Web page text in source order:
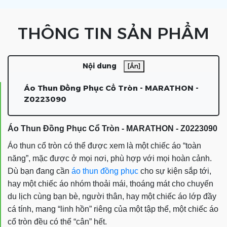
THÔNG TIN SẢN PHẨM
Nội dung [Ẩn]
Áo Thun Đồng Phục Cổ Tròn - MARATHON -
Z0223090
Áo Thun Đồng Phục Cổ Tròn - MARATHON - Z0223090
Áo thun cổ tròn có thể được xem là một chiếc áo “toàn
năng”, mặc được ở mọi nơi, phù hợp với mọi hoàn cảnh.
Dù bạn đang cần áo thun đồng phục cho sự kiện sắp tới,
hay một chiếc áo nhóm thoải mái, thoáng mát cho chuyến
du lịch cùng bạn bè, người thân, hay một chiếc áo lớp đầy
cá tính, mang “linh hồn” riêng của một tập thể, một chiếc áo
cổ tròn đều có thể “cân” hết.